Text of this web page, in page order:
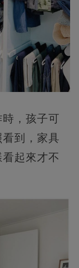
，孩子可
到，家具
起來才不